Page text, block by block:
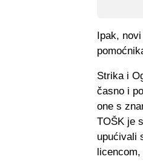
Ipak,
Strika i
časno i
one s
TOŠK je
upućivali